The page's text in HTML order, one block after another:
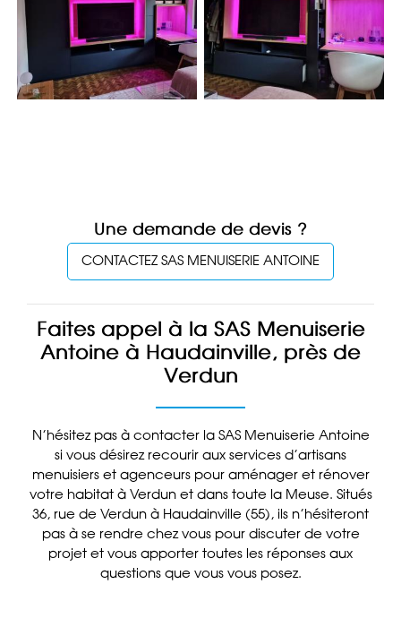
Une demande de devis ?
CONTACTEZ SAS MENUISERIE ANTOINE
Faites appel à la SAS Menuiserie
Antoine à Haudainville, près de
Verdun
N’hésitez pas à contacter la SAS Menuiserie Antoine
si vous désirez recourir aux services d’artisans
menuisiers et agenceurs pour aménager et rénover
votre habitat à Verdun et dans toute la Meuse. Situés
36, rue de Verdun à Haudainville (55), ils n’hésiteront
pas à se rendre chez vous pour discuter de votre
projet et vous apporter toutes les réponses aux
questions que vous vous posez.